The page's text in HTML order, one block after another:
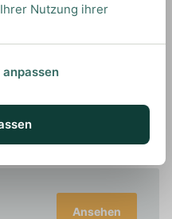
Ansehen
Nutzung ihrer